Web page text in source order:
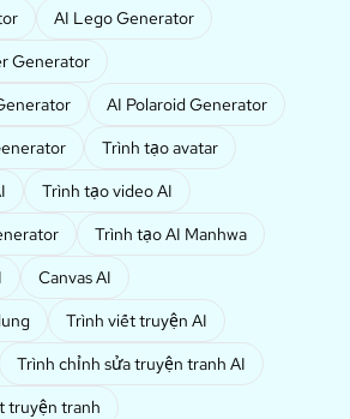
AI Lego Generator
Generator
AI Polaroid Generator
Trình tạo avatar
Trình tạo video AI
Trình tạo AI Manhwa
Canvas AI
Trình viết truyện AI
Trình chỉnh sửa truyện tranh AI
truyện tranh